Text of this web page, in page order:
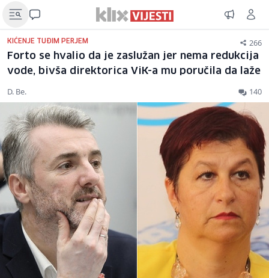
KIĆENJE TUĐIM PERJEM 266
Forto se hvalio da je zaslužan jer nema redukcija
vode, bivša direktorica ViK-a mu poručila da laže
D. Be. 140